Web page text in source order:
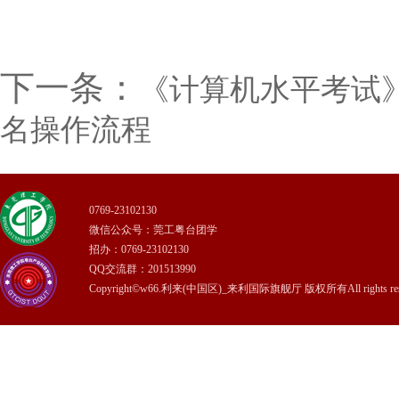
下一条：
《计算机水平考
名操作流程
0769-23102130
微信公众号：莞工粤台团学
招办：0769-23102130
QQ交流群：201513990
Copyright©w66.利来(中国区)_来利国际旗舰厅 版权所有All rights